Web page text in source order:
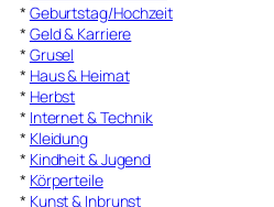
* Geburtstag/Hochzeit
* Geld & Karriere
* Grusel
* Haus & Heimat
* Herbst
* Internet & Technik
* Kleidung
* Kindheit & Jugend
* Körperteile
* Kunst & Inbrunst